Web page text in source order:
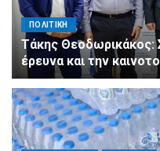
ΠΟΛΙΤΙΚΗ
Τάκης Θεοδωρικάκος:
έρευνα και την